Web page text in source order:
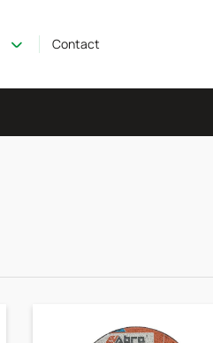
Contact